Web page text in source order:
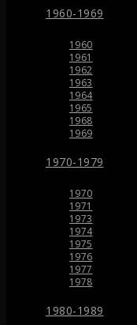
1960-1969
1960
1961
1962
1963
1964
1965
1968
1969
1970-1979
1970
1971
1973
1974
1975
1976
1977
1978
1980-1989